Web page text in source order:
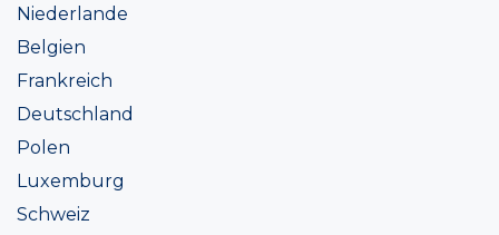
Niederlande
Belgien
Frankreich
Deutschland
Polen
Luxemburg
Schweiz